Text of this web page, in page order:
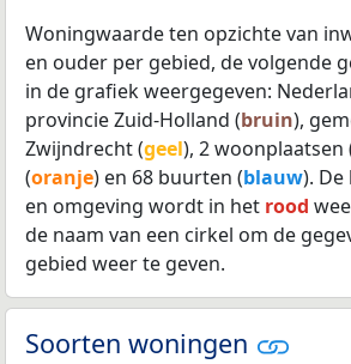
Woningwaarde ten opzichte van
en ouder per gebied, de volgende
in de grafiek weergegeven:
provincie Zuid-Holland (bruin),
Zwijndrecht (geel), 2 woonplaatsen
(oranje) en 68 buurten (blauw).
en omgeving wordt in het rood
de naam van een cirkel om de
gebied weer te geven.
Soorten woningen